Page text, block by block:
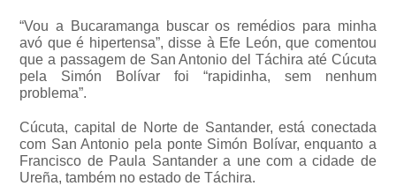
“Vou a Bucaramanga buscar os remédios para minha
avó que é hipertensa”, disse à Efe León, que comentou
que a passagem de San Antonio del Táchira até Cúcuta
pela Simón Bolívar foi “rapidinha, sem nenhum
problema”.
Cúcuta, capital de Norte de Santander, está conectada
com San Antonio pela ponte Simón Bolívar, enquanto a
Francisco de Paula Santander a une com a cidade de
Ureña, também no estado de Táchira.